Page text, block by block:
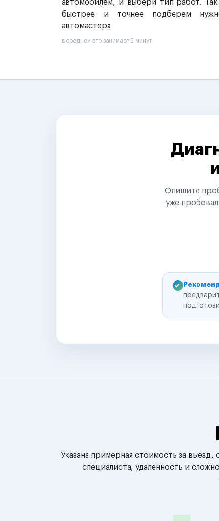
автомобилем, и выбери тип работ.
быстрее и точнее подберем
автомастера
в среднем это занимает 5 минут
Опишите
уже
Указана примерная стоимость за
специалиста, удаленность и